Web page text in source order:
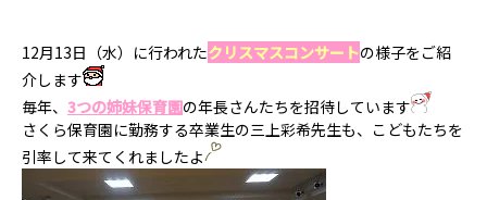
12月13日（水）に行われたクリスマスコンサートの様子をご紹
介します
毎年、 3つの姉妹保育園の年長さんたちを招待しています
さくら保育園に勤務する卒業生の三上彩希先生も、こどもたちを
引率して来てくれましたよ